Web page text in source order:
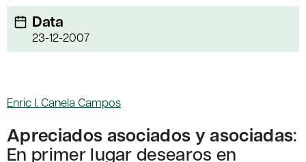
Data
23-12-2007
Enric I. Canela Campos
Apreciados asociados y asociadas:
En primer lugar desearos en